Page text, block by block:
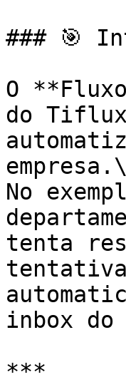
### 🎯
O
do
empresa.\
No
tenta
inbox
***